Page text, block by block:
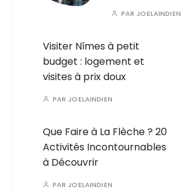
PAR JOELAINDIEN
Visiter Nîmes à petit
budget : logement et
visites à prix doux
PAR JOELAINDIEN
Que Faire à La Flèche ? 20
Activités Incontournables
à Découvrir
PAR JOELAINDIEN